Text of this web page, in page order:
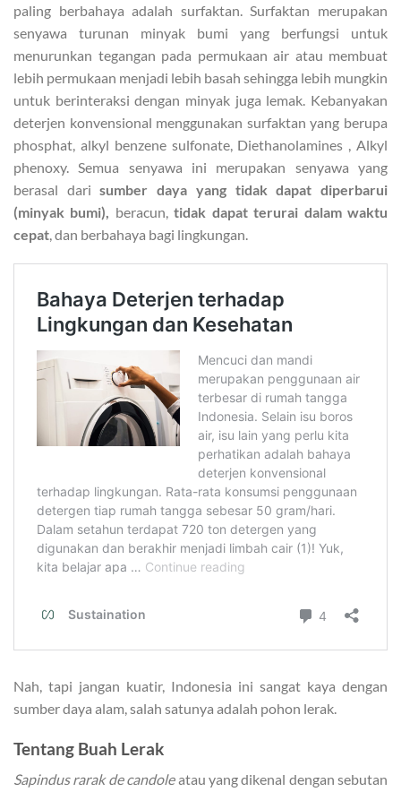
paling berbahaya adalah surfaktan. Surfaktan merupakan
senyawa turunan minyak bumi yang berfungsi untuk
menurunkan tegangan pada permukaan air atau membuat
lebih permukaan menjadi lebih basah sehingga lebih mungkin
untuk berinteraksi dengan minyak juga lemak. Kebanyakan
deterjen konvensional menggunakan surfaktan yang berupa
phosphat, alkyl benzene sulfonate, Diethanolamines , Alkyl
phenoxy. Semua senyawa ini merupakan senyawa yang
berasal darisumber daya yang tidak dapat diperbarui
(minyak bumi),
beracun,tidak dapat terurai dalam waktu
cepat , dan berbahaya bagi lingkungan.
Nah, tapi jangan kuatir, Indonesia ini sangat kaya dengan
sumber daya alam, salah satunya adalah pohon lerak.
Tentang Buah Lerak
Sapindus rarak de candoleatau yang dikenal dengan sebutan